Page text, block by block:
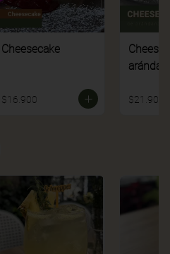
Cheesecake
$16.900 $21.900